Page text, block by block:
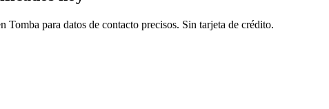
Tomba para datos de contacto precisos. Sin tarjeta de crédito.